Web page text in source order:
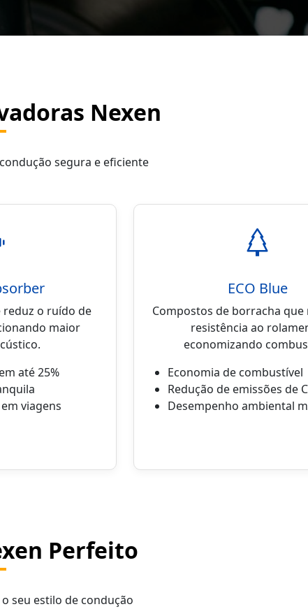
Nexen
segura e eficiente
reduz o ruído de
maior
até 25%
viagens
ECO Blue
Compostos de borracha que
resistência ao
economizando
Economia de combustível
Redução de emissões de
Desempenho ambiental
Perfeito
seu estilo de condução